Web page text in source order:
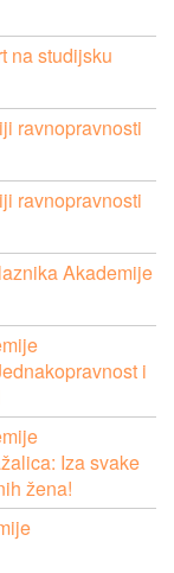
na studijsku
ravnopravnosti
ravnopravnosti
Akademije
i
Iza svake
žena!